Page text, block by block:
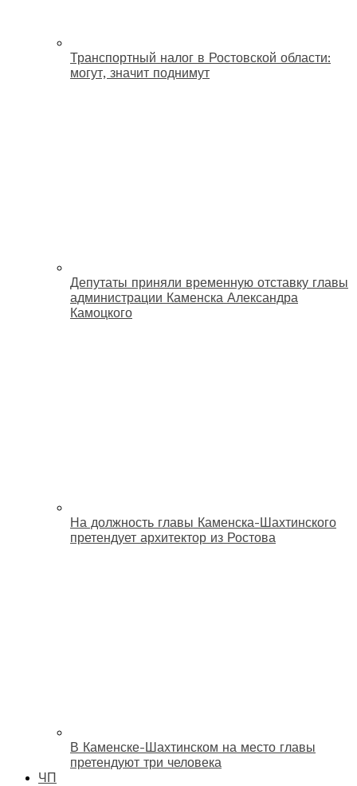
Транспортный налог в Ростовской области:
могут, значит поднимут
Депутаты приняли временную отставку главы
администрации Каменска Александра
Камоцкого
На должность главы Каменска-Шахтинского
претендует архитектор из Ростова
В Каменске-Шахтинском на место главы
претендуют три человека
ЧП